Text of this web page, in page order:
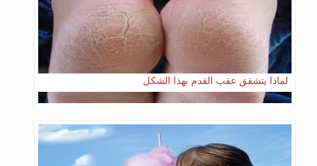
لماذا يتشقق عقب القدم بهذا الشكل